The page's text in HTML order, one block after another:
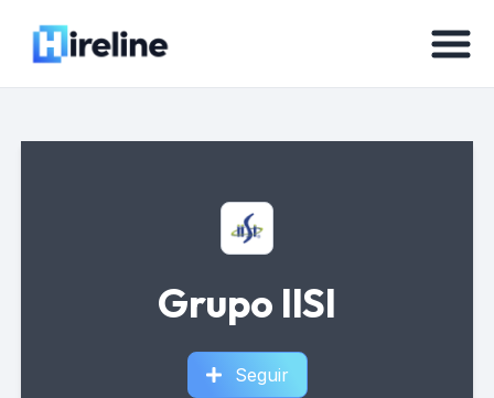
Grupo IISI
Seguir